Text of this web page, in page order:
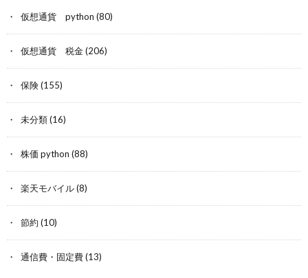
仮想通貨 python (80)
仮想通貨 税金(206)
保険(155)
未分類(16)
株価 python (88)
楽天モバイル(8)
節約 (10)
通信費・固定費(13)